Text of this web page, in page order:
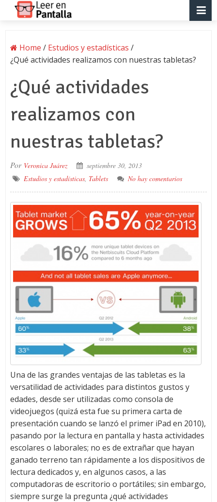
Home / Estudios y estadísticas /
¿Qué actividades realizamos con nuestras tabletas?
¿Qué actividades
realizamos con
nuestras tabletas?
Por Veronica Juárez
septiembre 30, 2013
Estudios y estadísticas, Tablets No hay comentarios
Una de las grandes ventajas de las tabletas es la
versatilidad de actividades para distintos gustos y
edades, desde ser utilizadas como consola de
videojuegos (quizá esta fue su primera carta de
presentación cuando se lanzó el primer iPad en 2010),
pasando por la lectura en pantalla y hasta actividades
escolares o laborales; no es de extrañar que hayan
ganado terreno tan rápidamente a los dispositivos de
lectura dedicados y, en algunos casos, a las
computadoras de escritorio o portátiles; sin embargo,
siempre surge la pregunta ¿qué actividades